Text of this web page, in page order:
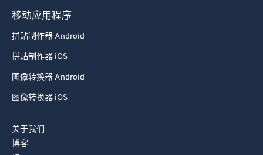
移动应用程序
拼贴制作器 Android
拼贴制作器 iOS
图像转换器 Android
图像转换器 iOS
关于我们
博客